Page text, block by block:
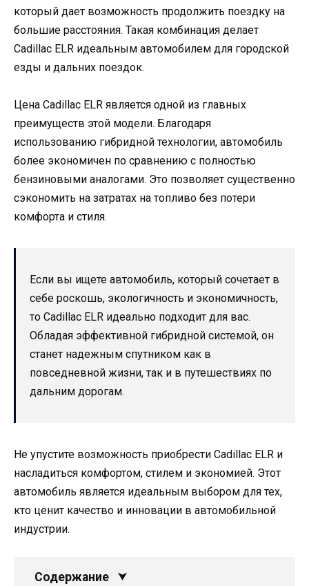
который дает возможность продолжить поездку на
большие расстояния. Такая комбинация делает
Cadillac ELR идеальным автомобилем для городской
езды и дальних поездок.
Цена Cadillac ELR является одной из главных
преимуществ этой модели. Благодаря
использованию гибридной технологии, автомобиль
более экономичен по сравнению с полностью
бензиновыми аналогами. Это позволяет существенно
сэкономить на затратах на топливо без потери
комфорта и стиля.
Если вы ищете автомобиль, который сочетает в
себе роскошь, экологичность и экономичность,
то Cadillac ELR идеально подходит для вас.
Обладая эффективной гибридной системой, он
станет надежным спутником как в
повседневной жизни, так и в путешествиях по
дальним дорогам.
Не упустите возможность приобрести Cadillac ELR и
насладиться комфортом, стилем и экономией. Этот
автомобиль является идеальным выбором для тех,
кто ценит качество и инновации в автомобильной
индустрии.
Содержание